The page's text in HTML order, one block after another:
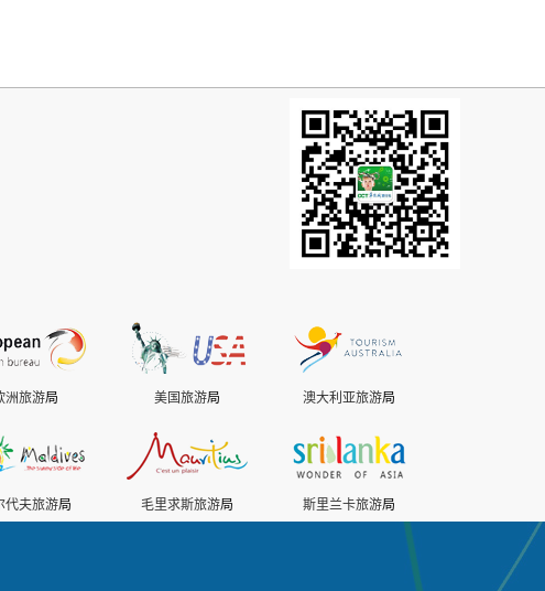
洲旅游局 美国旅游局 澳大利亚旅游局
代夫旅游局 毛里求斯旅游局 斯里兰卡旅游局